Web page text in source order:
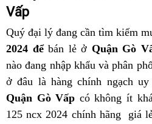
Vấp
Quý đại lý đang cần tìm kiếm
2024 để bán lẻ ở Quận Gò
nào đang nhập khẩu và phân
ở đâu là hàng chính ngạch
Quận Gò Vấp có không ít
125 ncx 2024 chính hãng giá